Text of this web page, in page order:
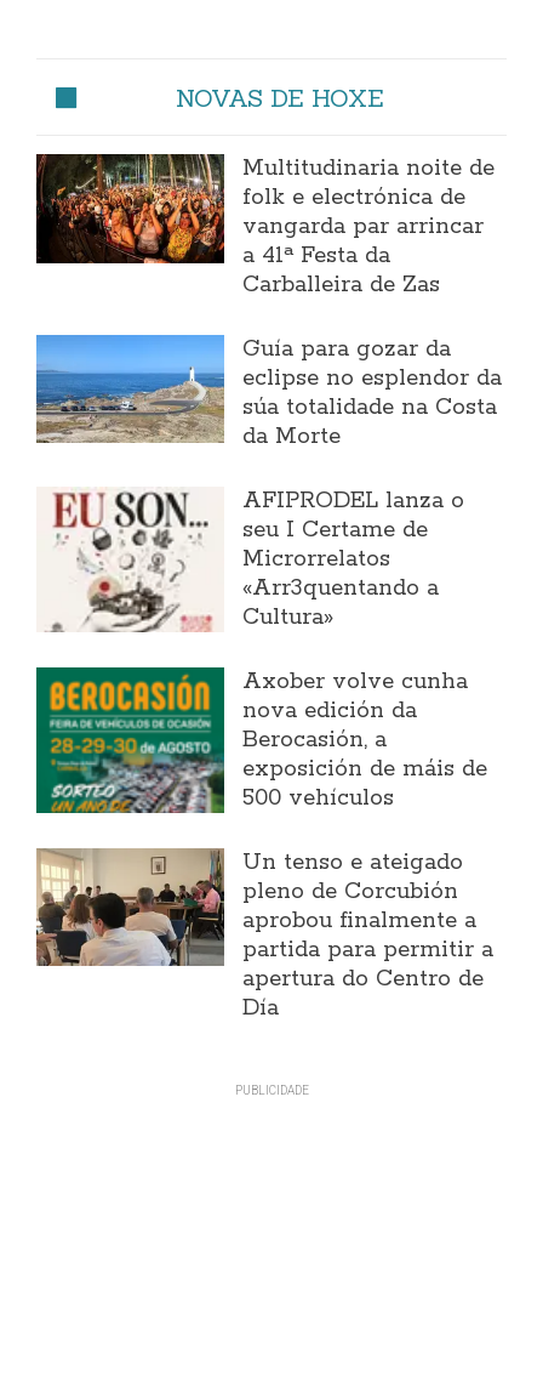
NOVAS DE HOXE
Multitudinaria noite de
folk e electrónica de
vangarda par arrincar
a 41ª Festa da
Carballeira de Zas
Guía para gozar da
eclipse no esplendor da
súa totalidade na Costa
da Morte
AFIPRODEL lanza o
seu I Certame de
Microrrelatos
«Arr3quentando a
Cultura»
Axober volve cunha
nova edición da
Berocasión, a
exposición de máis de
500 vehículos
Un tenso e ateigado
pleno de Corcubión
aprobou finalmente a
partida para permitir a
apertura do Centro de
Día